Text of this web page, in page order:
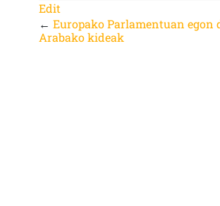
Edit
←Europako Parlamentuan egon
Arabako kideak